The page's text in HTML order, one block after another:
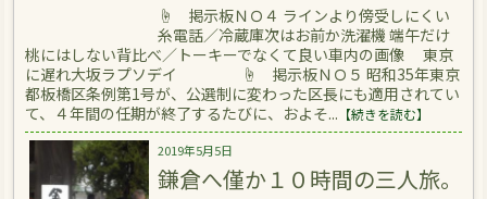
☝ 掲示板ＮＯ４ ラインより傍受しにくい
糸電話／冷蔵庫次はお前か洗濯機 端午だけ
桃にはしない背比べ／トーキーでなくて良い車内の画像 東京
に遅れ大坂ラプソデイ ☝ 掲示板ＮＯ５ 昭和35年東京
都板橋区条例第1号が、公選制に変わった区長にも適用されてい
て、４年間の任期が終了するたびに、およそ... 【続きを読む】
2019年5月5日
鎌倉へ僅か１０時間の三人旅。